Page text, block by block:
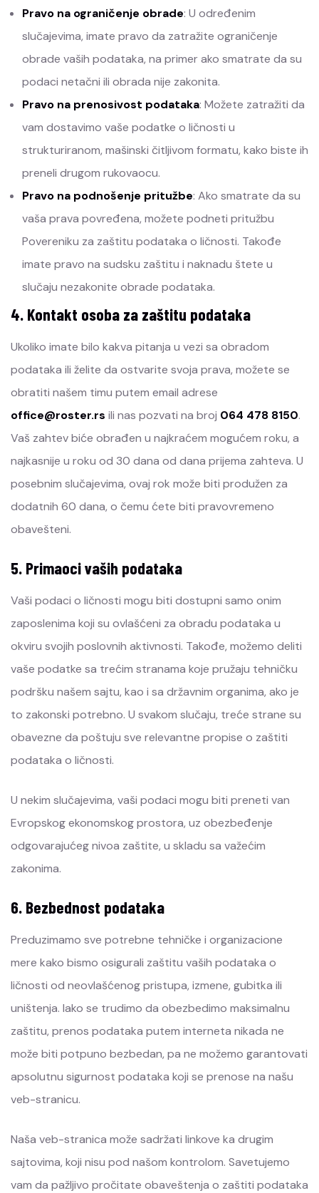
Pravo na ograničenje obrade: U određenim
slučajevima, imate pravo da zatražite ograničenje
obrade vaših podataka, na primer ako smatrate da su
podaci netačni ili obrada nije zakonita.
Pravo na prenosivost podataka: Možete zatražiti da
vam dostavimo vaše podatke o ličnosti u
strukturiranom, mašinski čitljivom formatu, kako biste ih
preneli drugom rukovaocu.
Pravo na podnošenje pritužbe: Ako smatrate da su
vaša prava povređena, možete podneti pritužbu
Povereniku za zaštitu podataka o ličnosti. Takođe
imate pravo na sudsku zaštitu i naknadu štete u
slučaju nezakonite obrade podataka.
4. Kontakt osoba za zaštitu podataka
Ukoliko imate bilo kakva pitanja u vezi sa obradom
podataka ili želite da ostvarite svoja prava, možete se
obratiti našem timu putem email adrese
office@roster.rs ili nas pozvati na broj 064 478 8150.
Vaš zahtev biće obrađen u najkraćem mogućem roku, a
najkasnije u roku od 30 dana od dana prijema zahteva. U
posebnim slučajevima, ovaj rok može biti produžen za
dodatnih 60 dana, o čemu ćete biti pravovremeno
obavešteni.
5. Primaoci vaših podataka
Vaši podaci o ličnosti mogu biti dostupni samo onim
zaposlenima koji su ovlašćeni za obradu podataka u
okviru svojih poslovnih aktivnosti. Takođe, možemo deliti
vaše podatke sa trećim stranama koje pružaju tehničku
podršku našem sajtu, kao i sa državnim organima, ako je
to zakonski potrebno. U svakom slučaju, treće strane su
obavezne da poštuju sve relevantne propise o zaštiti
podataka o ličnosti.
U nekim slučajevima, vaši podaci mogu biti preneti van
Evropskog ekonomskog prostora, uz obezbeđenje
odgovarajućeg nivoa zaštite, u skladu sa važećim
zakonima.
6. Bezbednost podataka
Preduzimamo sve potrebne tehničke i organizacione
mere kako bismo osigurali zaštitu vaših podataka o
ličnosti od neovlašćenog pristupa, izmene, gubitka ili
uništenja. Iako se trudimo da obezbedimo maksimalnu
zaštitu, prenos podataka putem interneta nikada ne
može biti potpuno bezbedan, pa ne možemo garantovati
apsolutnu sigurnost podataka koji se prenose na našu
veb-stranicu.
Naša veb-stranica može sadržati linkove ka drugim
sajtovima, koji nisu pod našom kontrolom. Savetujemo
vam da pažljivo pročitate obaveštenja o zaštiti podataka